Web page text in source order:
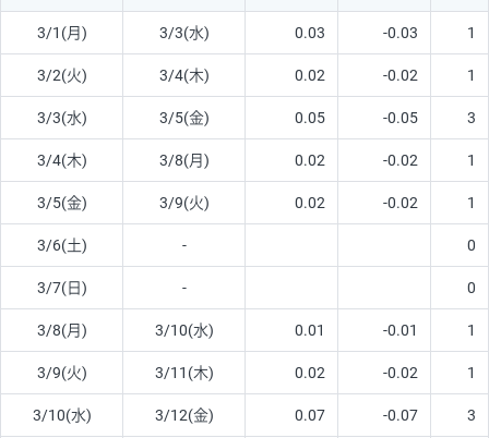
3/1(月) 3/3(水) 0.03 -0.03 1
3/2(火) 3/4(木) 0.02 -0.02 1
3/3(水) 3/5(金) 0.05 -0.05 3
3/4(木) 3/8(月) 0.02 -0.02 1
3/5(金) 3/9(火) 0.02 -0.02 1
3/6(土) - 0
3/7(日) - 0
3/8(月) 3/10(水) 0.01 -0.01 1
3/9(火) 3/11(木) 0.02 -0.02 1
3/10(水) 3/12(金) 0.07 -0.07 3